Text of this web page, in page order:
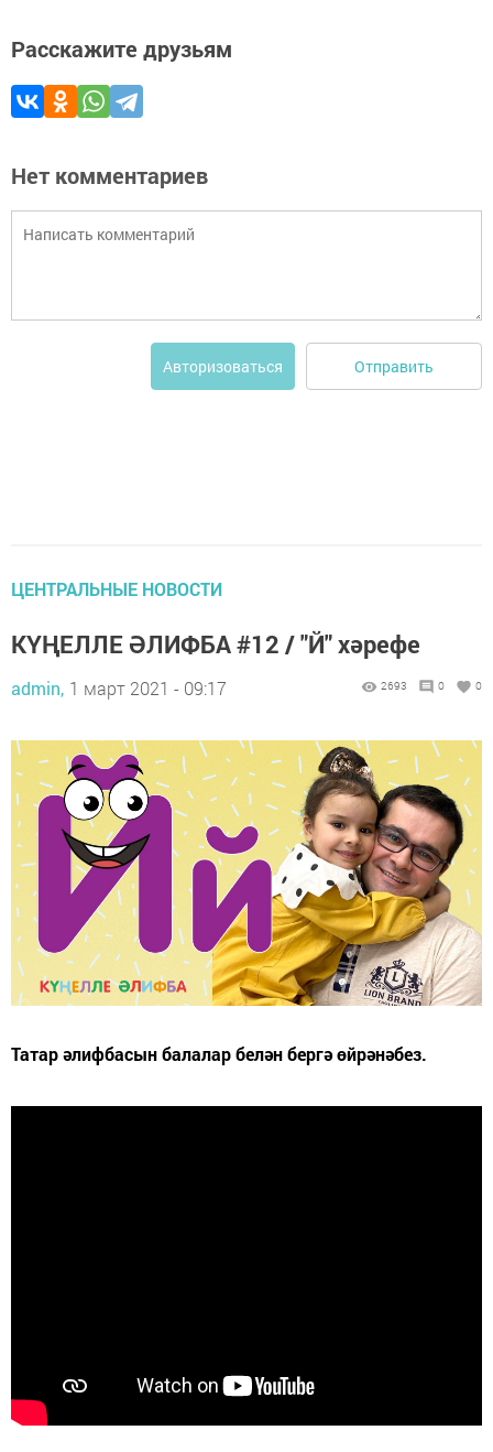
Расскажите друзьям
Нет комментариев
Авторизоваться Отправить
ЦЕНТРАЛЬНЫЕ НОВОСТИ
КҮҢЕЛЛЕ ӘЛИФБА #12 / "Й" хәрефе
admin, 1 март 2021 - 09:17 2693 0 0
Татар әлифбасын балалар белән бергә өйрәнәбез.